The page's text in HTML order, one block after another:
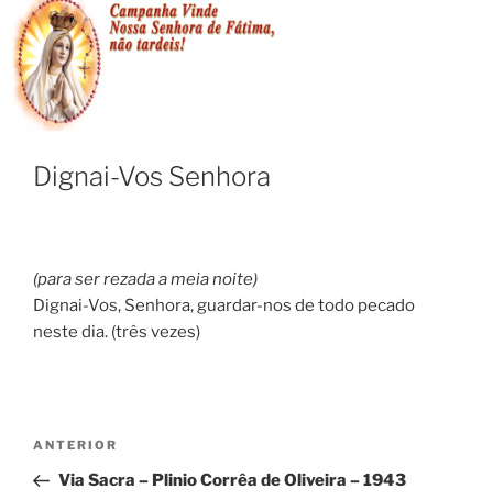
Dignai-Vos Senhora
(para ser rezada a meia noite)
Dignai-Vos, Senhora, guardar-nos de todo pecado
neste dia. (três vezes)
ANTERIOR
Via Sacra – Plinio Corrêa de Oliveira – 1943